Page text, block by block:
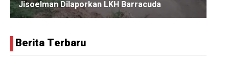
Berita Terbaru